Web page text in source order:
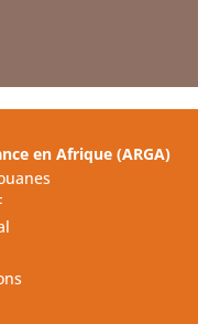
en Afrique (ARGA)